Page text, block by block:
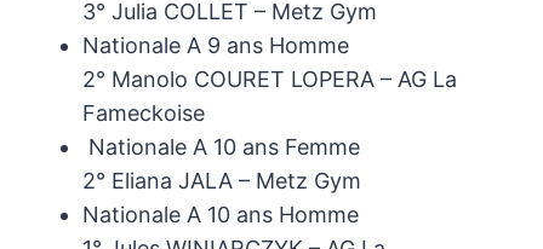
3° Julia COLLET – Metz Gym
Nationale A 9 ans Homme
2° Manolo COURET LOPERA – AG La
Fameckoise
Nationale A 10 ans Femme
2° Eliana JALA – Metz Gym
Nationale A 10 ans Homme